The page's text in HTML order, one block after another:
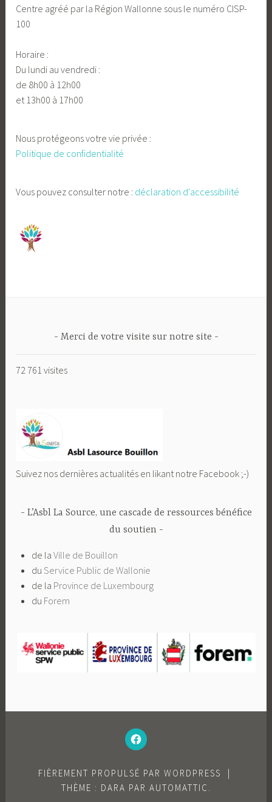
Centre agréé par la Région Wallonne sous le numéro CISP-
100
Horaire :
Du lundi au vendredi :
de 8h00 à 12h00
et 13h00 à 17h00
Nous protégeons votre vie privée :
Politique de confidentialité
Vous pouvez consulter notre : déclaration d'accessibilité
Merci de votre visite sur notre site
72 761 visites
Suivez nos dernières actualités en likant notre Facebook ;-)
L’Asbl La Source, une cascade de ressources bénéfice
du soutien
de la Ville de Bouillon
du Service Public de Wallonie
de la Province de Luxembourg
du Forem
–
N’HÉSITEZ
PAS
À
NOTRE
FACEBOOK
;-)
–
FIÈREMENT PROPULSÉ PAR WORDPRESS
THÈME : DARA PAR AUTOMATTIC .